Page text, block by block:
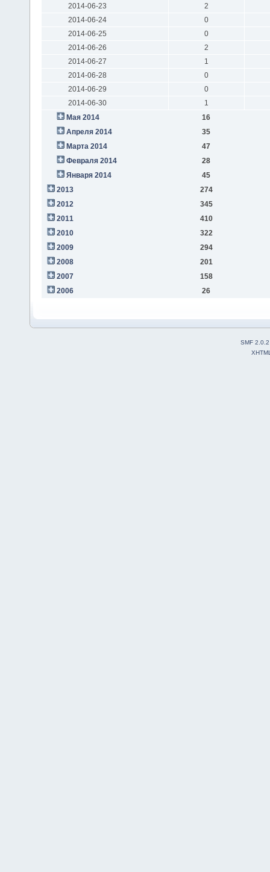
2014-06-23
2
2014-06-24
0
2014-06-25
0
2014-06-26
2
2014-06-27
1
2014-06-28
0
2014-06-29
0
2014-06-30
1
Мая 2014
16
Апреля 2014
35
Марта 2014
47
Февраля 2014
28
Января 2014
45
2013
274
2012
345
2011
410
2010
322
2009
294
2008
201
2007
158
2006
26
SMF 2.0.2